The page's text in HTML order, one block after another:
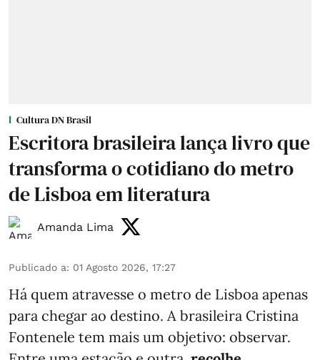
Cultura DN Brasil
Escritora brasileira lança livro que
transforma o cotidiano do metro
de Lisboa em literatura
Amanda Lima
Publicado a: 01 Agosto 2026, 17:27
Há quem atravesse o metro de Lisboa apenas
para chegar ao destino. A brasileira Cristina
Fontenele tem mais um objetivo: observar.